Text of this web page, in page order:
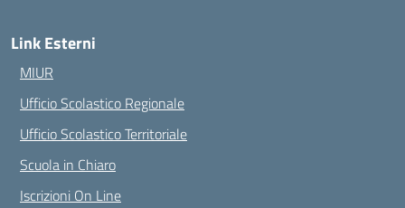
Link Esterni
MIUR
Ufficio Scolastico Regionale
Ufficio Scolastico Territoriale
Scuola in Chiaro
Iscrizioni On Line